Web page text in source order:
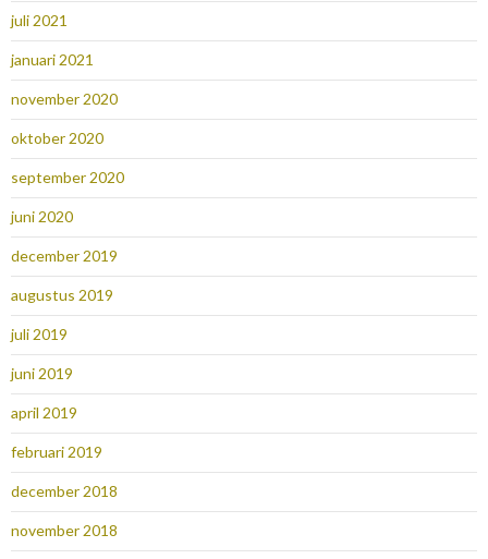
juli 2021
januari 2021
november 2020
oktober 2020
september 2020
juni 2020
december 2019
augustus 2019
juli 2019
juni 2019
april 2019
februari 2019
december 2018
november 2018